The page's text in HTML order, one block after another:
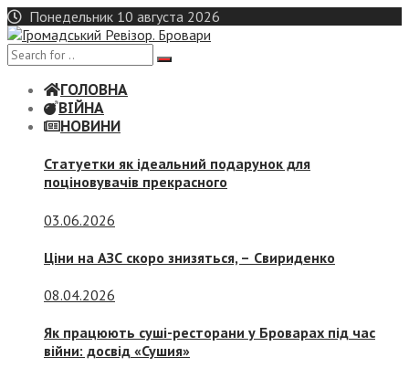
Skip
to
content
Понедельник 10 августа 2026
ГОЛОВНА
ВІЙНА
НОВИНИ
Статуетки як ідеальний подарунок для
поціновувачів прекрасного
03.06.2026
Ціни на АЗС скоро знизяться, – Свириденко
08.04.2026
Як працюють суші-ресторани у Броварах під час
війни: досвід «Сушия»